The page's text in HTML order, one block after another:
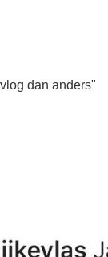
dan anders"